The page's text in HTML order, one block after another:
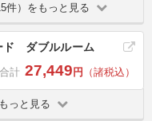
件）をもっと見る
ド ダブルルーム
計 27,449 円 （諸税込）
っと見る